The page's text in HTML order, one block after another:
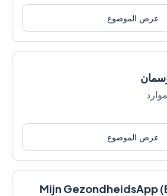
عرض الموضوع
عرض الموضوع
Mijn GezondheidsApp